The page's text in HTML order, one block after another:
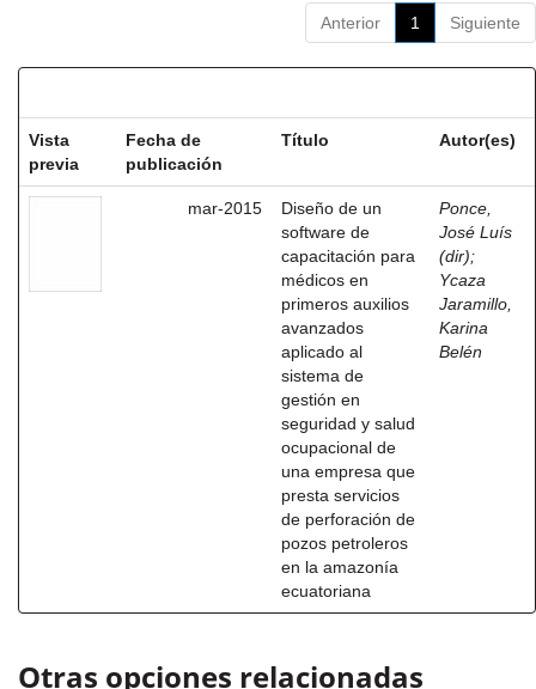
Anterior 1 Siguiente
Vista
previa
Fecha de
publicación
Título Autor(es)
mar-2015
Diseño de un
software de
capacitación para
médicos en
primeros auxilios
avanzados
aplicado al
sistema de
gestión en
seguridad y salud
ocupacional de
una empresa que
presta servicios
de perforación de
pozos petroleros
en la amazonía
ecuatoriana
Ponce,
José Luís
(dir);
Ycaza
Jaramillo,
Karina
Belén
Otras opciones relacionadas